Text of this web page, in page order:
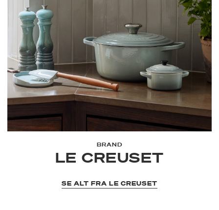
BRAND
LE CREUSET
SE ALT FRA LE CREUSET